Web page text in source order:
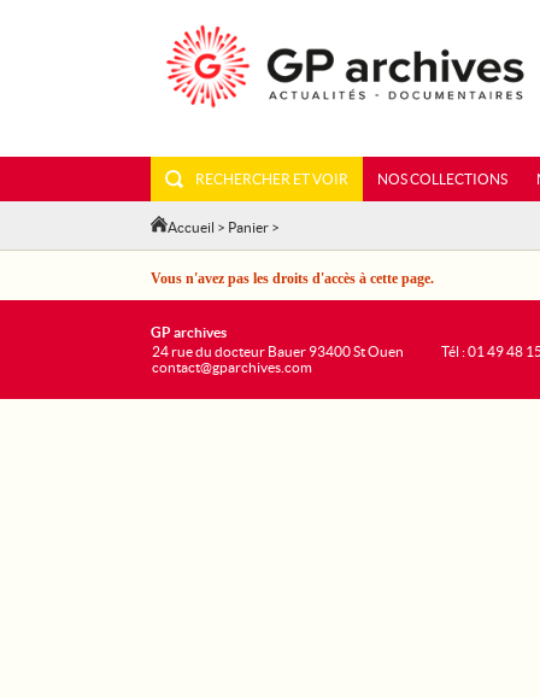
RECHERCHER ET VOIR NOS COLLECTIONS
Accueil > Panier >
Vous n'avez pas les droits d'accès à cette page.
GP archives
24 rue du docteur Bauer 93400 St Ouen
contact@gparchives.com
Tél : 01 49 48